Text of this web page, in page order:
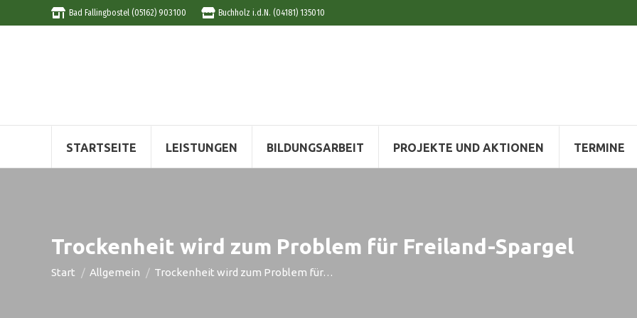
Bad Fallingbostel (05162) 903100 Buchholz i.d.N. (04181) 135010
STARTSEITE LEISTUNGEN BILDUNGSARBEIT PROJEKTE UND AKTIONEN TERMINE
Trockenheit wird zum Problem für Freiland-Spargel
Start Allgemein Trockenheit wird zum Problem für…